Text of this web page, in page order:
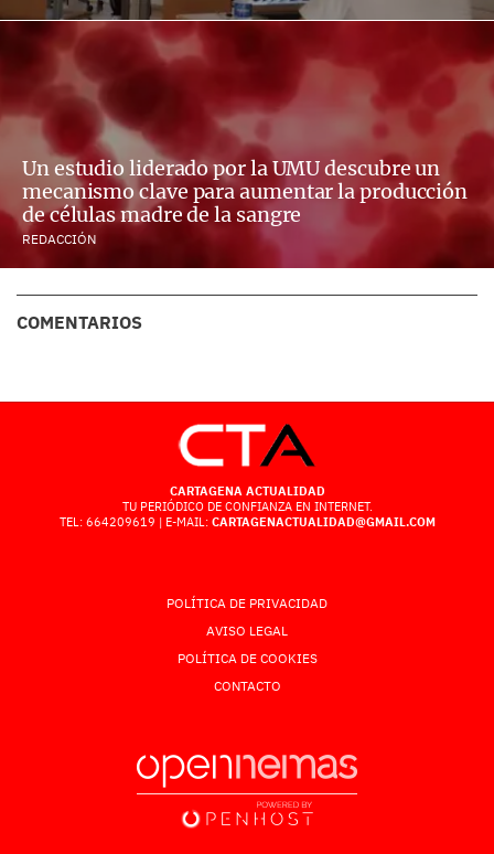
Un estudio liderado por la UMU descubre un
mecanismo clave para aumentar la producción
de células madre de la sangre
REDACCIÓN
COMENTARIOS
CARTAGENA ACTUALIDAD
TU PERIÓDICO DE CONFIANZA EN INTERNET.
TEL: 664209619 | E-MAIL: CARTAGENACTUALIDAD@GMAIL.COM
POLÍTICA DE PRIVACIDAD
AVISO LEGAL
POLÍTICA DE COOKIES
CONTACTO